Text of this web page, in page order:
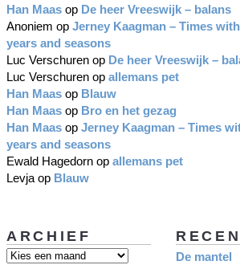
Han Maas op De heer Vreeswijk – balans
Anoniem op Jerney Kaagman – Times
years and seasons
Luc Verschuren op De heer Vreeswijk –
Luc Verschuren op allemans pet
Han Maas op Blauw
Han Maas op Bro en het gezag
Han Maas op Jerney Kaagman – Times
years and seasons
Ewald Hagedorn op allemans pet
Levja op Blauw
De mantel
ARCHIEF